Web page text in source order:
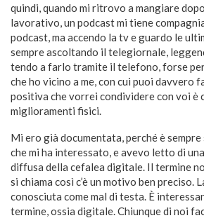
quindi, quando mi ritrovo a mangiare
lavorativo, un podcast mi tiene
podcast, ma accendo la tv e guardo le
sempre ascoltando il telegiornale,
tendo a farlo tramite il telefono, forse
che ho vicino a me, con cui puoi davvero
positiva che vorrei condividere con voi è
miglioramenti fisici.
Mi ero già documentata, perché è
che mi ha interessato, e avevo letto di
diffusa della cefalea digitale. Il termine
si chiama così c’è un motivo ben preciso.
conosciuta come mal di testa. È
termine, ossia digitale. Chiunque di noi